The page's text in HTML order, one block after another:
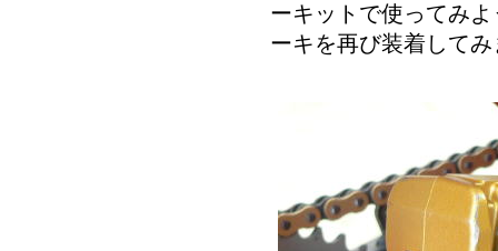
ーキットで使ってみ
ーキを再び装着して